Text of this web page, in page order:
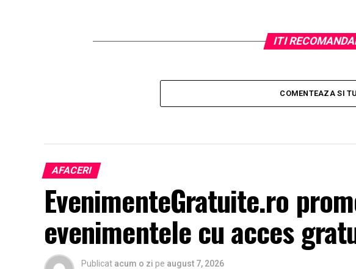
ITI
COMENTEAZA SI TU
AFACERI
EvenimenteGratuite.ro
evenimentele cu acces
Publicat acum o zi pe august 7, 2026